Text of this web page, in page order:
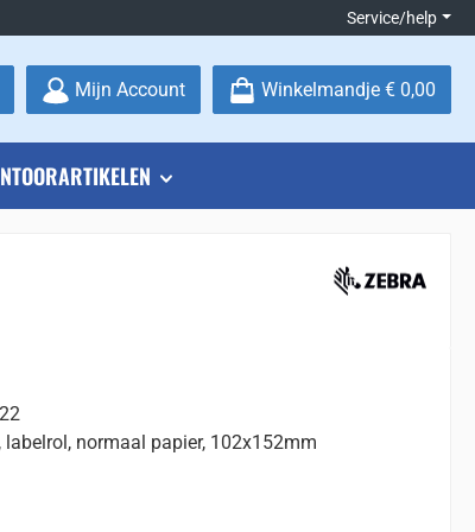
Service/help
hebt 0 items op je verlanglijstje
Mijn Account Winkelmandje € 0,00
labelrol, normaal papier, 102x152mm